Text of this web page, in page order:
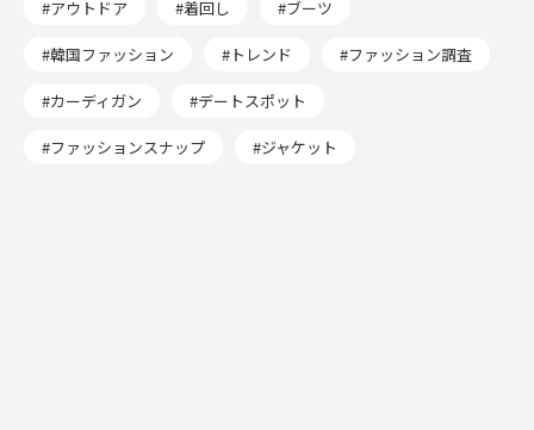
アウトドア 着回し ブーツ
韓国ファッション トレンド ファッション調査
カーディガン デートスポット
ファッションスナップ ジャケット